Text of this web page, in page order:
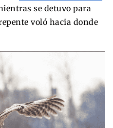
se detuvo para
voló hacia donde